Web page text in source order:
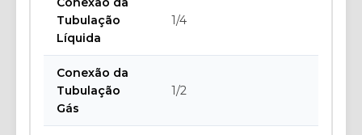
Tubulação
Líquida
1/4
Conexão da
Tubulação
Gás
1/2